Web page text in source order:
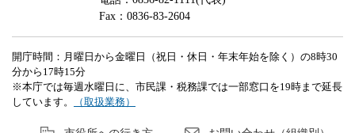
Fax：0836-83-2604
開庁時間：月曜日から金曜日（祝日・休日・年末年始を除く）の8時30
分から17時15分
※本庁では毎週水曜日に、市民課・税務課では一部窓口を19時まで延長
しています。
（取扱業務）